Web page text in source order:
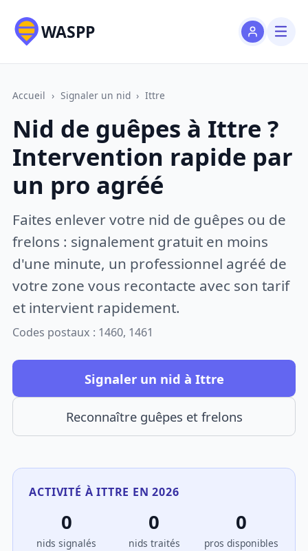
WASPP
Accueil › Signaler un nid › Ittre
Nid de guêpes à Ittre ?
Intervention rapide par
un pro agréé
Faites enlever votre nid de guêpes ou de
frelons : signalement gratuit en moins
d'une minute, un professionnel agréé de
votre zone vous recontacte avec son tarif
et intervient rapidement.
Codes postaux : 1460, 1461
Signaler un nid à Ittre
Reconnaître guêpes et frelons
ACTIVITÉ À ITTRE EN 2026
0
nids signalés
0
nids traités
0
pros disponibles